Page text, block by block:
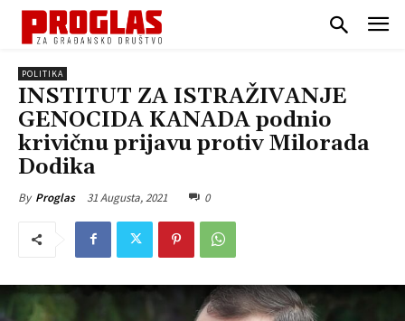
POLITIKA
INSTITUT ZA ISTRAŽIVANJE
GENOCIDA KANADA podnio
krivičnu prijavu protiv Milorada
Dodika
By Proglas 31 Augusta, 2021 0